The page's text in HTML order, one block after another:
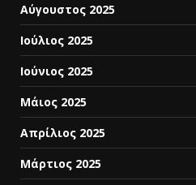
Αύγουστος 2025
Ιούλιος 2025
Ιούνιος 2025
Μάιος 2025
Απρίλιος 2025
Μάρτιος 2025